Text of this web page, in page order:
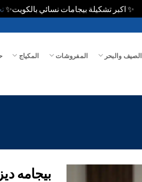
✨ اكبر تشكيلة بيجامات نسائي بالكويت✨
الصيف والبحر المفروشات المكياج
بيجامه